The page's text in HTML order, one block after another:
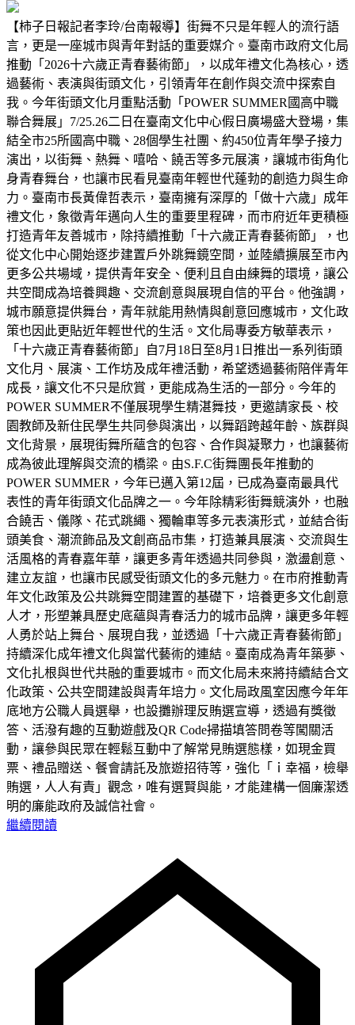
【柿子日報記者李玲/台南報導】街舞不只是年輕人的流行語
言，更是一座城市與青年對話的重要媒介。臺南市政府文化局
推動「2026十六歲正青春藝術節」，以成年禮文化為核心，透
過藝術、表演與街頭文化，引領青年在創作與交流中探索自
我。今年街頭文化月重點活動「POWER SUMMER國高中職
聯合舞展」7/25.26二日在臺南文化中心假日廣場盛大登場，集
結全市25所國高中職、28個學生社團、約450位青年學子接力
演出，以街舞、熱舞、嘻哈、饒舌等多元展演，讓城市街角化
身青春舞台，也讓市民看見臺南年輕世代蓬勃的創造力與生命
力。臺南市長黃偉哲表示，臺南擁有深厚的「做十六歲」成年
禮文化，象徵青年邁向人生的重要里程碑，而市府近年更積極
打造青年友善城市，除持續推動「十六歲正青春藝術節」，也
從文化中心開始逐步建置戶外跳舞鏡空間，並陸續擴展至市內
更多公共場域，提供青年安全、便利且自由練舞的環境，讓公
共空間成為培養興趣、交流創意與展現自信的平台。他強調，
城市願意提供舞台，青年就能用熱情與創意回應城市，文化政
策也因此更貼近年輕世代的生活。文化局專委方敏華表示，
「十六歲正青春藝術節」自7月18日至8月1日推出一系列街頭
文化月、展演、工作坊及成年禮活動，希望透過藝術陪伴青年
成長，讓文化不只是欣賞，更能成為生活的一部分。今年的
POWER SUMMER不僅展現學生精湛舞技，更邀請家長、校
園教師及新住民學生共同參與演出，以舞蹈跨越年齡、族群與
文化背景，展現街舞所蘊含的包容、合作與凝聚力，也讓藝術
成為彼此理解與交流的橋梁。由S.F.C街舞團長年推動的
POWER SUMMER，今年已邁入第12屆，已成為臺南最具代
表性的青年街頭文化品牌之一。今年除精彩街舞競演外，也融
合饒舌、儀隊、花式跳繩、獨輪車等多元表演形式，並結合街
頭美食、潮流飾品及文創商品市集，打造兼具展演、交流與生
活風格的青春嘉年華，讓更多青年透過共同參與，激盪創意、
建立友誼，也讓市民感受街頭文化的多元魅力。在市府推動青
年文化政策及公共跳舞空間建置的基礎下，培養更多文化創意
人才，形塑兼具歷史底蘊與青春活力的城市品牌，讓更多年輕
人勇於站上舞台、展現自我，並透過「十六歲正青春藝術節」
持續深化成年禮文化與當代藝術的連結。臺南成為青年築夢、
文化扎根與世代共融的重要城市。而文化局未來將持續結合文
化政策、公共空間建設與青年培力。文化局政風室因應今年年
底地方公職人員選舉，也設攤辦理反賄選宣導，透過有獎徵
答、活潑有趣的互動遊戲及QR Code掃描填答問卷等闖關活
動，讓參與民眾在輕鬆互動中了解常見賄選態樣，如現金買
票、禮品贈送、餐會請託及旅遊招待等，強化「ｉ幸福，檢舉
賄選，人人有責」觀念，唯有選賢與能，才能建構一個廉潔透
明的廉能政府及誠信社會。
繼續閱讀